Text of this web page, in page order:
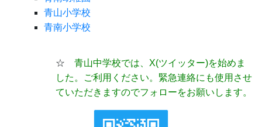
青山小学校
青南小学校
☆ 青山中学校では、X(ツイッター)を始めま
した。ご利用ください。緊急連絡にも使用させ
ていただきますのでフォローをお願いします。